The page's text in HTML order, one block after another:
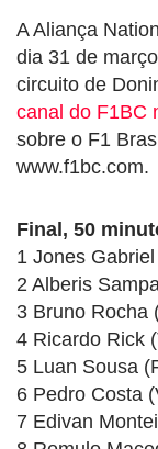
A Aliança
dia 31 de
circuito de
canal do F1BC
sobre o F1
www.f1bc.com.
Final, 50
1 Jones
2 Alberis
3 Bruno Rocha
4 Ricardo Rick
5 Luan Sousa
6 Pedro Costa
7 Edivan